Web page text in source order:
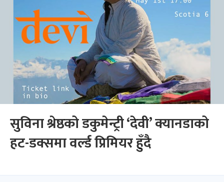
सुविना श्रेष्ठको डकुमेन्ट्री ‘देवी’ क्यानडाको
हट-डक्समा वर्ल्ड प्रिमियर हुँदै